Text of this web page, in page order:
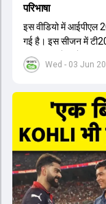
Wed - 03 Jun
परिभाषा
इस वीडियो में आईपीएल
गई है। इस सीजन में
भारतीय बल्लेबाजों का
1426 छक्के लगे और 65
स्ट्राइक रेट के साथ
और बेंगलुरु के प्रदर्शन के
के आंकड़ों का भी विश्लेषण